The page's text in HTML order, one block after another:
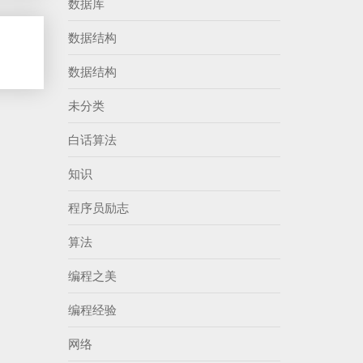
数据库
数据结构
数据结构
未分类
白话算法
知识
程序员励志
算法
编程之美
编程经验
网络